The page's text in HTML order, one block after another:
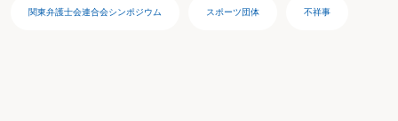
関東弁護士会連合会シンポジウム スポーツ団体 不祥事